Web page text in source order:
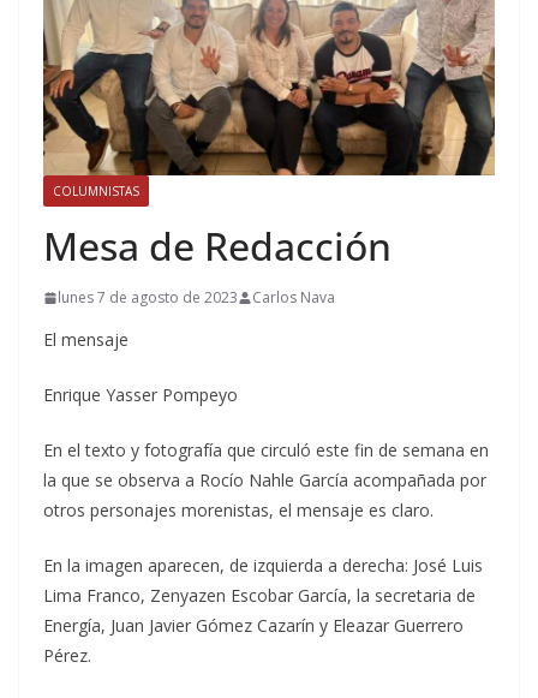
COLUMNISTAS
Mesa de Redacción
lunes 7 de agosto de 2023 Carlos Nava
El mensaje
Enrique Yasser Pompeyo
En el texto y fotografía que circuló este fin de semana en
la que se observa a Rocío Nahle García acompañada por
otros personajes morenistas, el mensaje es claro.
En la imagen aparecen, de izquierda a derecha: José Luis
Lima Franco, Zenyazen Escobar García, la secretaria de
Energía, Juan Javier Gómez Cazarín y Eleazar Guerrero
Pérez.